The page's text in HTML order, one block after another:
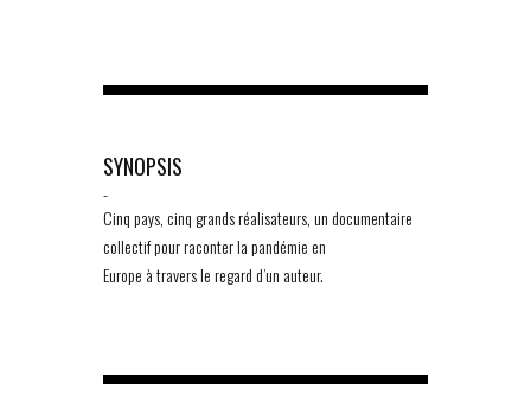
SYNOPSIS
-
Cinq pays, cinq grands réalisateurs, un documentaire
collectif pour raconter la pandémie en
Europe à travers le regard d’un auteur.